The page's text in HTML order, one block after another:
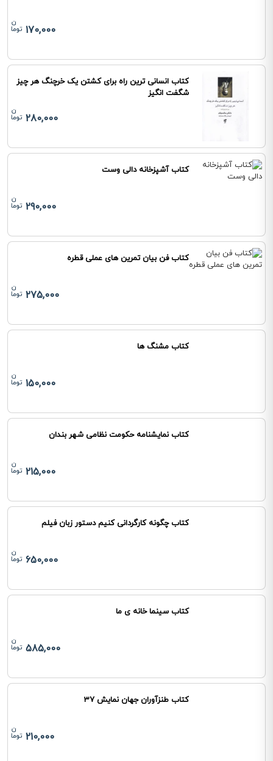
170,000
کتاب انسانی ترین راه برای کشتن یک خرچنگ هر چیز
شگفت انگیز
280,000
کتاب آشپزخانه دالی وست
290,000
کتاب فن بیان تمرین های عملی قطره
275,000
کتاب مشنگ ها
150,000
کتاب نمایشنامه حکومت نظامی شهر بندان
215,000
کتاب چگونه کارگردانی کنیم دستور زبان فیلم
650,000
کتاب سینما خانه ی ما
585,000
کتاب طنزآوران جهان نمایش 37
210,000